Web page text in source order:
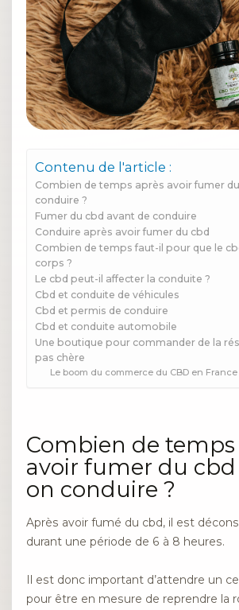
Contenu de l'article :
Combien de temps après avoir fumer
conduire ?
Fumer du cbd avant de conduire
Conduire après avoir fumer du cbd
Combien de temps faut-il pour que le
corps ?
Le cbd peut-il affecter la conduite ?
Cbd et conduite de véhicules
Cbd et permis de conduire
Cbd et conduite automobile
Une boutique pour commander de la
pas chère
Le boom du commerce du CBD en France
Combien de temps
avoir fumer du
on conduire ?
Après avoir fumé du cbd, il est
durant une période de 6 à 8 heures.
Il est donc important d’attendre un
pour être en mesure de reprendre la